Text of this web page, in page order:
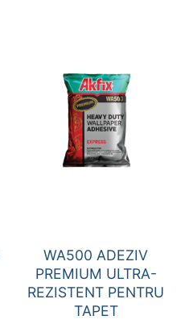
WA500 ADEZIV
PREMIUM ULTRA-
REZISTENT PENTRU
TAPET